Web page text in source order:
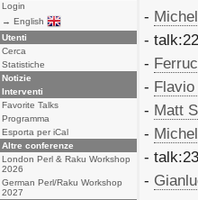
-
-
-
-
- Matt
-
-
-
Login
→ English
Utenti
Cerca
Statistiche
Notizie
Interventi
Favorite Talks
Programma
Esporta per iCal
Altre conferenze
London Perl & Raku Workshop
2026
German Perl/Raku Workshop
2027